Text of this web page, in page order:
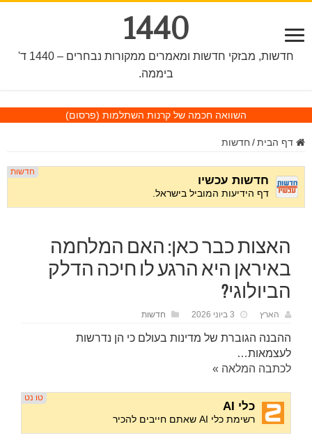
1440
חדשות, מבזקי חדשות ומאמרים ממקורות נבחרים – 1440 ד'
ביממה.
השוואה חכמה של קרנות השתלמות (פרסום)
דף הבית / חדשות
האצות כבר כאן: האם המלחמה
באיראן היא הרגע לו חיכה הדלק
הביולוגי?
הארץ 3 ביוני 2026 חדשות
ההבנה הגוברת של מדינות בעולם כי הן נדרשות
לעצמאות…
לכתבה המלאה »